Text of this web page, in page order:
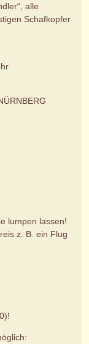
alle
Schafkopfer
lumpen lassen!
z. B. ein Flug